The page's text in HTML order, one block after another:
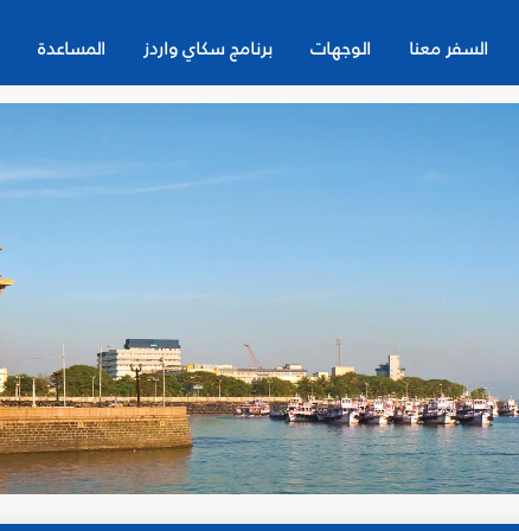
السفر معنا الوجهات برنامج سكاي واردز المساعدة